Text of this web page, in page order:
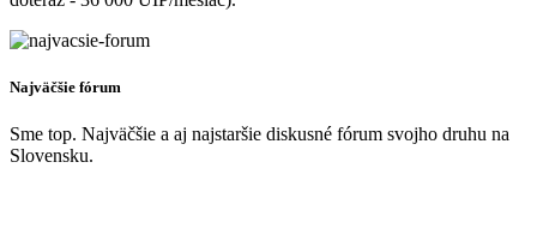
Najväčšie fórum
Sme top. Najväčšie a aj najstaršie diskusné fórum svojho druhu na
Slovensku.